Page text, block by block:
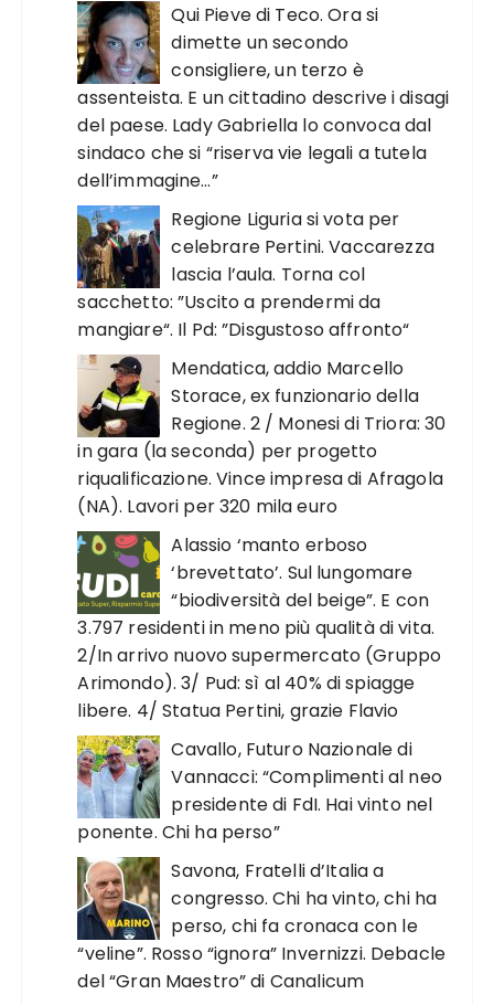
Qui Pieve di Teco. Ora si
dimette un secondo
consigliere, un terzo è
assenteista. E un cittadino descrive i disagi
del paese. Lady Gabriella lo convoca dal
sindaco che si “riserva vie legali a tutela
dell’immagine…”
Regione Liguria si vota per
celebrare Pertini. Vaccarezza
lascia l’aula. Torna col
sacchetto: ”Uscito a prendermi da
mangiare“. Il Pd: ”Disgustoso affronto“
Mendatica, addio Marcello
Storace, ex funzionario della
Regione. 2 / Monesi di Triora: 30
in gara (la seconda) per progetto
riqualificazione. Vince impresa di Afragola
(NA). Lavori per 320 mila euro
Alassio ‘manto erboso
‘brevettato’. Sul lungomare
“biodiversità del beige”. E con
3.797 residenti in meno più qualità di vita.
2/In arrivo nuovo supermercato (Gruppo
Arimondo). 3/ Pud: sì al 40% di spiagge
libere. 4/ Statua Pertini, grazie Flavio
Cavallo, Futuro Nazionale di
Vannacci: “Complimenti al neo
presidente di FdI. Hai vinto nel
ponente. Chi ha perso”
Savona, Fratelli d’Italia a
congresso. Chi ha vinto, chi ha
perso, chi fa cronaca con le
“veline”. Rosso “ignora” Invernizzi. Debacle
del “Gran Maestro” di Canalicum